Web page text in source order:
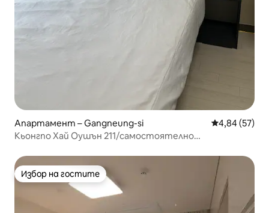
Апартамент – Gangneung-si Средна
4,84 (57)
Кьонгпо Хай Оушън 211/самостоятелно
Избор на гостите
Избор на гостите